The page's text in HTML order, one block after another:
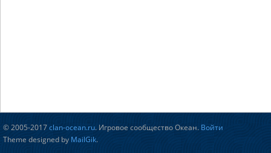
© 2005-2017clan-ocean.ru. Игровое сообщество Океан. Войти
Theme designed by MailGik.